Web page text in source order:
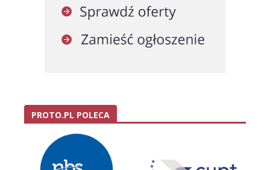
PROTO.PL POLECA